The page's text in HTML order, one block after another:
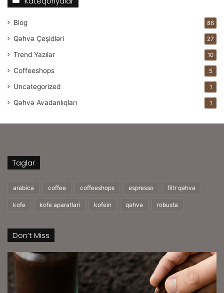
Blog 86
Qəhvə Çeşidləri 27
Trend Yazılar 10
Coffeeshops 5
Uncategorized 1
Qəhvə Avadanlıqları 1
Taglar
arabica coffee coffeeshops espresso filtr qəhvə
kofe kofe aparatlari kofein qəhvə robusta
Don’t Miss
Kofe
Qovrulmalarını
Kimi
Ən